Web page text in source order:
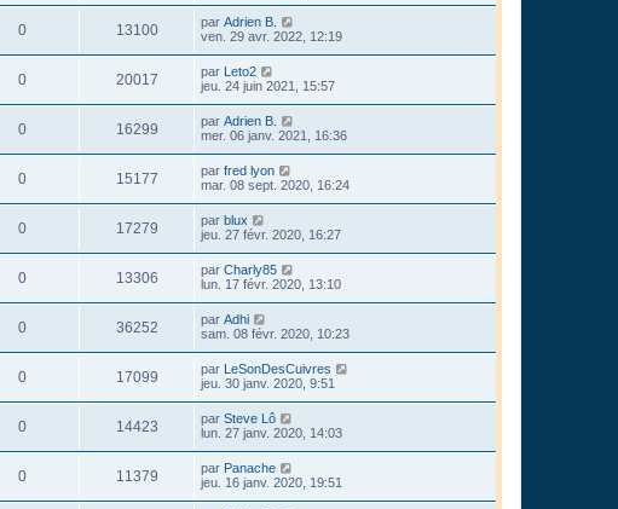
0 13100 par Adrien B.
ven. 29 avr. 2022, 12:19
0 20017 par
Leto2
jeu. 24 juin 2021, 15:57
0 16299 par Adrien B.
mer. 06 janv. 2021, 16:36
0 15177 par fred lyon
mar. 08 sept. 2020, 16:24
0 17279 par blux
jeu. 27 févr. 2020, 16:27
0 13306 par Charly85
lun. 17 févr. 2020, 13:10
0 36252 par Adhi
sam. 08 févr. 2020, 10:23
0 17099 par
LeSonDesCuivres
jeu. 30 janv. 2020, 9:51
0 14423 par Steve Lô
lun. 27 janv. 2020, 14:03
0 11379 par Panache
jeu. 16 janv. 2020, 19:51